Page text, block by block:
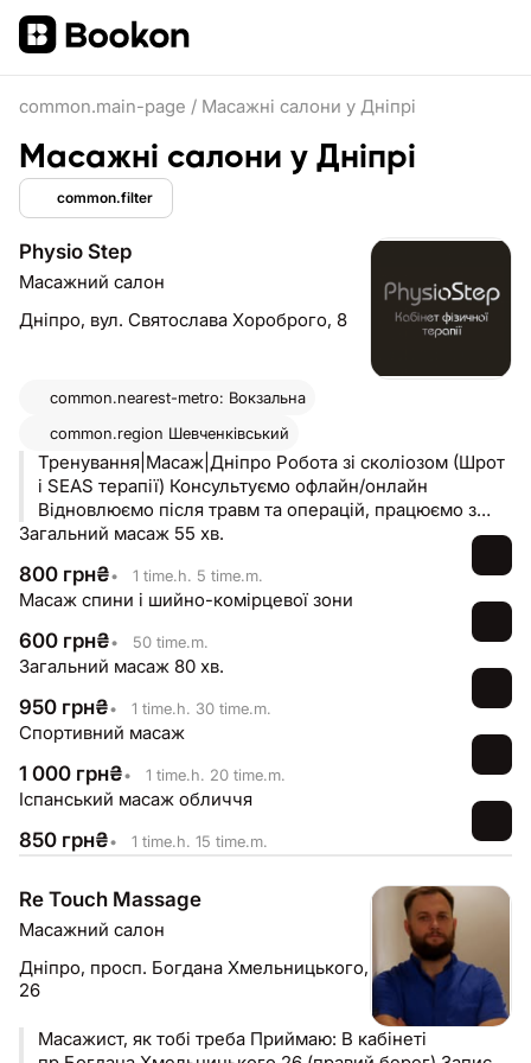
common.main-page / Масажні салони у Дніпрі
Масажні салони у Дніпрі
common.filter
Physio Step
Масажний салон
Дніпро, вул. Святослава Хороброго, 8
common.nearest-metro: Вокзальна
common.region Шевченківський
Тренування|Масаж|Дніпро Робота зі сколіозом (Шрот
і SEAS терапії) Консультуємо офлайн/онлайн
Відновлюємо після травм та операцій, працюємо з
мʼязами тазового дна
Загальний масаж 55 хв.
800 грн₴• 1 time.h. 5 time.m.
Масаж спини і шийно-комірцевої зони
600 грн₴• 50 time.m.
Загальний масаж 80 хв.
950 грн₴• 1 time.h. 30 time.m.
Спортивний масаж
1 000 грн₴• 1 time.h. 20 time.m.
Іспанський масаж обличчя
850 грн₴• 1 time.h. 15 time.m.
Re Touch Massage
Масажний салон
Дніпро, просп. Богдана Хмельницького,
26
Масажист, як тобі треба Приймаю: В кабінеті